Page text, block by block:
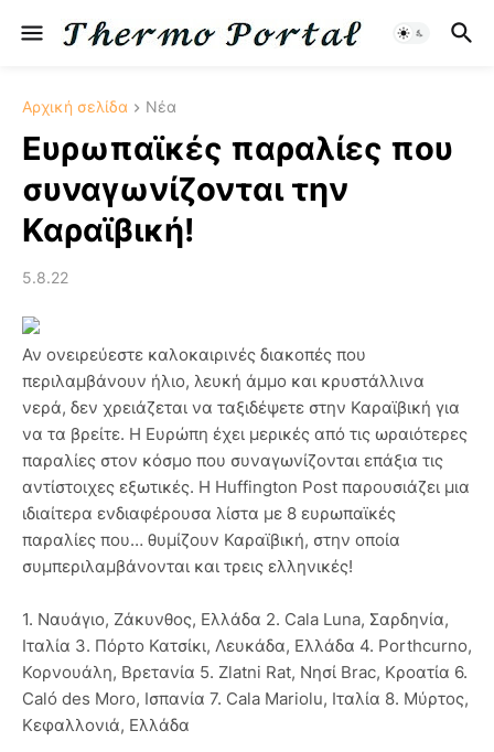
Αρχική σελίδα Νέα
Ευρωπαϊκές παραλίες που
συναγωνίζονται την
Καραϊβική!
5.8.22
Αν ονειρεύεστε καλοκαιρινές διακοπές που
περιλαμβάνουν ήλιο, λευκή άμμο και κρυστάλλινα
νερά, δεν χρειάζεται να ταξιδέψετε στην Καραϊβική για
να τα βρείτε. Η Ευρώπη έχει μερικές από τις ωραιότερες
παραλίες στον κόσμο που συναγωνίζονται επάξια τις
αντίστοιχες εξωτικές. Η Huffington Post παρουσιάζει μια
ιδιαίτερα ενδιαφέρουσα λίστα με 8 ευρωπαϊκές
παραλίες που… θυμίζουν Καραϊβική, στην οποία
συμπεριλαμβάνονται και τρεις ελληνικές!
1. Ναυάγιο, Ζάκυνθος, Ελλάδα 2. Cala Luna, Σαρδηνία,
Ιταλία 3. Πόρτο Κατσίκι, Λευκάδα, Ελλάδα 4. Porthcurno,
Κορνουάλη, Βρετανία 5. Zlatni Rat, Νησί Brac, Κροατία 6.
Caló des Moro, Ισπανία 7. Cala Mariolu, Ιταλία 8. Μύρτος,
Κεφαλλονιά, Ελλάδα